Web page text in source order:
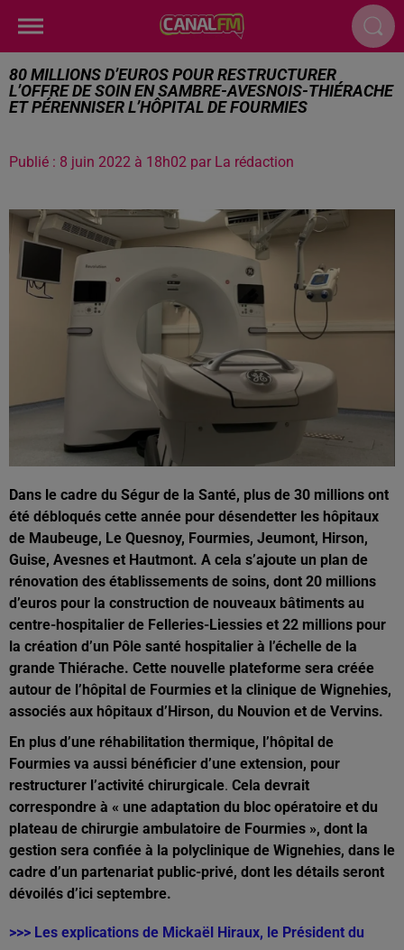
80 MILLIONS D’EUROS POUR RESTRUCTURER
L’OFFRE DE SOIN EN SAMBRE-AVESNOIS-THIÉRACHE
ET PÉRENNISER L’HÔPITAL DE FOURMIES
Publié : 8 juin 2022 à 18h02 par La rédaction
Dans le cadre du Ségur de la Santé, plus de 30 millions ont
été débloqués cette année pour désendetter les hôpitaux
de Maubeuge, Le Quesnoy, Fourmies, Jeumont, Hirson,
Guise, Avesnes et Hautmont. A cela s’ajoute un plan de
rénovation des établissements de soins, dont 20 millions
d’euros pour la construction de nouveaux bâtiments au
centre-hospitalier de Felleries-Liessies et 22 millions pour
la création d’un Pôle santé hospitalier à l’échelle de la
grande Thiérache. Cette nouvelle plateforme sera créée
autour de l’hôpital de Fourmies et la clinique de Wignehies,
associés aux hôpitaux d’Hirson, du Nouvion et de Vervins.
En plus d’une réhabilitation thermique, l’hôpital de
Fourmies va aussi bénéficier d’une extension, pour
restructurer l’activité chirurgicale. Cela devrait
correspondre à « une adaptation du bloc opératoire et du
plateau de chirurgie ambulatoire de Fourmies », dont la
gestion sera confiée à la polyclinique de Wignehies, dans le
cadre d’un partenariat public-privé, dont les détails seront
dévoilés d’ici septembre.
>>> Les explications de Mickaël Hiraux, le Président du